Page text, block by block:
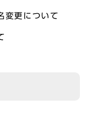
変更について